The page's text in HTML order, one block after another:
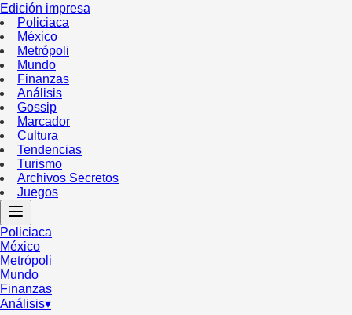
Edición impresa
Policiaca
México
Metrópoli
Mundo
Finanzas
Análisis
Gossip
Marcador
Cultura
Tendencias
Turismo
Archivos Secretos
Juegos
Policiaca
México
Metrópoli
Mundo
Finanzas
Análisis▾